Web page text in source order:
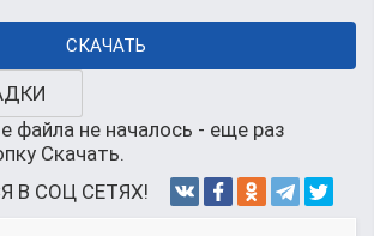
СКАЧАТЬ
файла не началось - еще раз
Скачать.
В СОЦ СЕТЯХ!